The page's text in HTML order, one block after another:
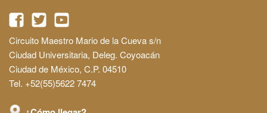
Circuito Maestro Mario de la Cueva s/n
Ciudad Universitaria, Deleg. Coyoacán
Ciudad de México, C.P. 04510
Tel. +52(55)5622 7474